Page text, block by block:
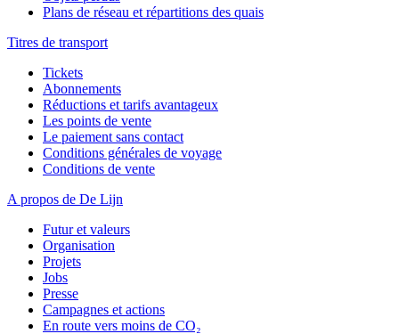
Plans de réseau et répartitions des quais
Titres de transport
Tickets
Abonnements
Réductions et tarifs avantageux
Les points de vente
Le paiement sans contact
Conditions générales de voyage
Conditions de vente
A propos de De Lijn
Futur et valeurs
Organisation
Projets
Jobs
Presse
Campagnes et actions
En route vers moins de CO₂